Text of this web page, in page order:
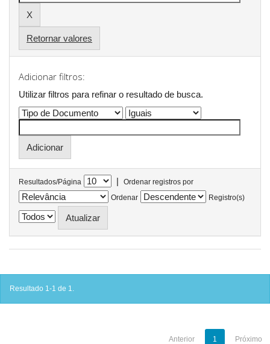
Retornar valores
Adicionar filtros:
Utilizar filtros para refinar o resultado de busca.
Resultados/Página |
Ordenar registros por
Ordenar
Registro(s)
Resultado 1-1 de 1.
Anterior 1 Próximo